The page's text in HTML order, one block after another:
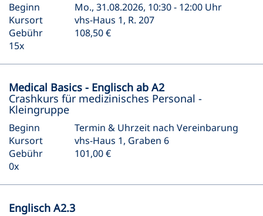
Beginn
Mo., 31.08.2026, 10:30 - 12:00 Uhr
Kursort
vhs-Haus 1, R. 207
Gebühr
108,50 €
15x
Medical Basics - Englisch ab A2
Crashkurs für medizinisches Personal -
Kleingruppe
Beginn
Termin & Uhrzeit nach Vereinbarung
Kursort
vhs-Haus 1, Graben 6
Gebühr
101,00 €
0x
Englisch A2.3